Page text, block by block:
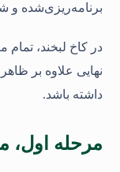
برنامه‌ریزی‌شده
در کاخ لبخند، تمام
نهایی علاوه بر
داشته باشد.
مرحله اول،